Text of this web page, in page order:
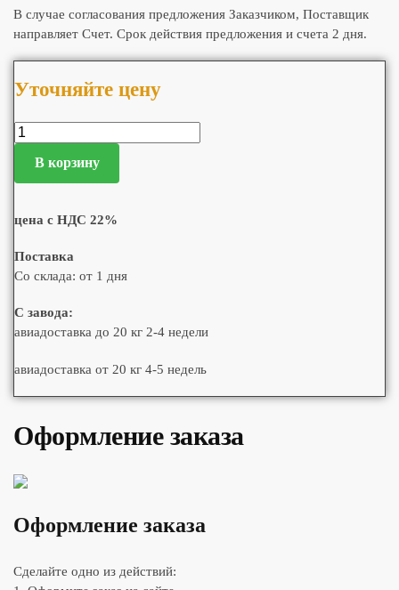
В случае согласования предложения Заказчиком, Поставщик
направляет Счет. Срок действия предложения и счета 2 дня.
Уточняйте цену
В корзину
цена с НДС 22%
Поставка
Со склада: от 1 дня
С завода:
авиадоставка до 20 кг 2-4 недели
авиадоставка от 20 кг 4-5 недель
Оформление заказа
Оформление заказа
Сделайте одно из действий: